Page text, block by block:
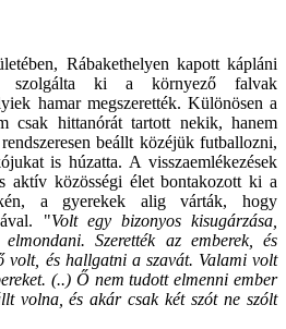
Rábakethelyen kapott kápláni
szolgálta ki a környező falvak
hamar megszerették. Különösen a
csak hittanórát tartott nekik, hanem
beállt közéjük futballozni,
is húzatta. A visszaemlékezések
aktív közösségi élet bontakozott ki a
a gyerekek alig várták, hogy
"Volt egy bizonyos kisugárzása,
Szerették az emberek, és
volt, és hallgatni a szavát. Valami volt
(..) Ő nem tudott elmenni ember
volna, és akár csak két szót ne szólt